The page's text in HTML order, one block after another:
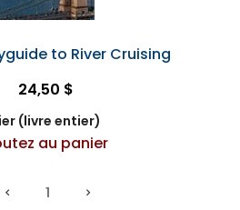
to River Cruising
24,50 $
(livre entier)
au panier
1